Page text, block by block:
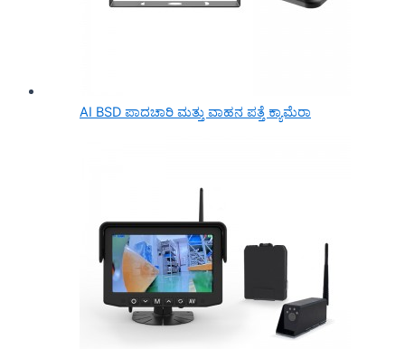
AI BSD ಪಾದಚಾರಿ ಮತ್ತು ವಾಹನ ಪತ್ತೆ ಕ್ಯಾಮೆರಾ